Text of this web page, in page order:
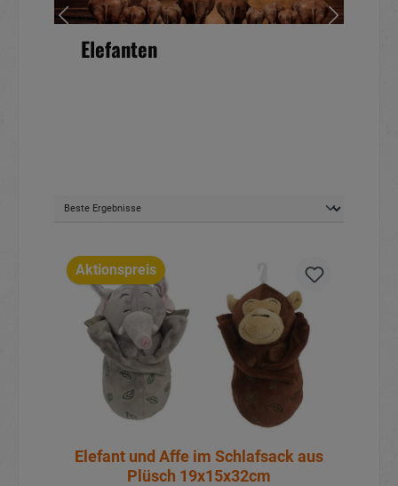
Elefanten
Aktionspreis
Elefant und Affe im Schlafsack aus
Plüsch 19x15x32cm